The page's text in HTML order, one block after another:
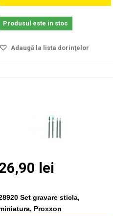
Produsul este in stoc
Adaugă la lista dorinţelor
lei
Set gravare sticla,
Proxxon